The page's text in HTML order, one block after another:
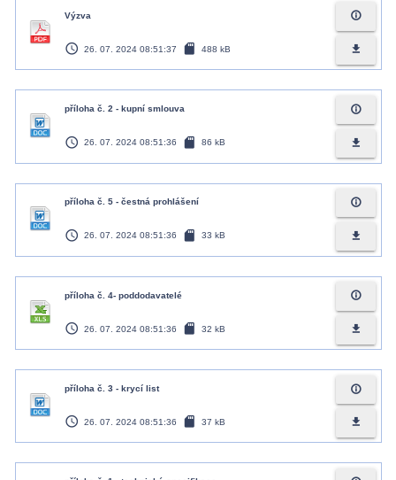
Výzva
access_time 26. 07. 2024 08:51:37 sd_card 488 kB
info_outline
file_download
příloha č. 2 - kupní smlouva
access_time 26. 07. 2024 08:51:36 sd_card 86 kB
info_outline
file_download
příloha č. 5 - čestná prohlášení
access_time 26. 07. 2024 08:51:36 sd_card 33 kB
info_outline
file_download
příloha č. 4- poddodavatelé
access_time 26. 07. 2024 08:51:36 sd_card 32 kB
info_outline
file_download
příloha č. 3 - krycí list
access_time 26. 07. 2024 08:51:36 sd_card 37 kB
info_outline
file_download